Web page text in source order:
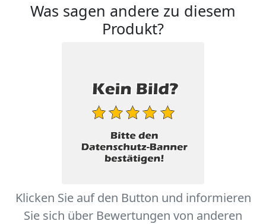
Was sagen andere zu diesem
Produkt?
Klicken Sie auf den Button und informieren
Sie sich über Bewertungen von anderen